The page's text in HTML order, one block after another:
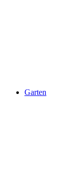
Garten